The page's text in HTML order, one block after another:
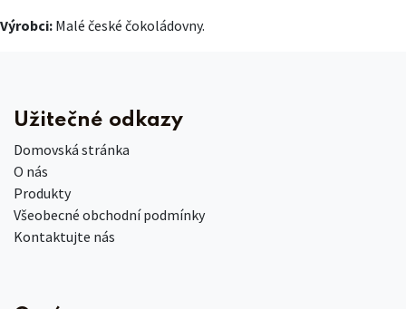
Výrobci: Malé české čokoládovny.
Užitečné odkazy
Domovská stránka
O nás
Produkty
Všeobecné obchodní podmínky
Kontaktujte nás